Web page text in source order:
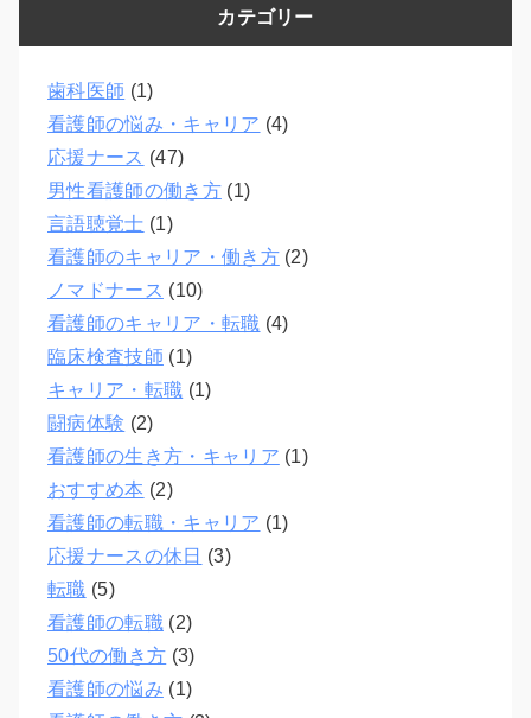
カテゴリー
歯科医師 (1)
看護師の悩み・キャリア (4)
応援ナース (47)
男性看護師の働き方(1)
言語聴覚士 (1)
看護師のキャリア・働き方(2)
ノマドナース (10)
看護師のキャリア・転職 (4)
臨床検査技師 (1)
キャリア・転職 (1)
闘病体験 (2)
看護師の生き方・キャリア (1)
おすすめ本 (2)
看護師の転職・キャリア (1)
応援ナースの休日 (3)
転職 (5)
看護師の転職(2)
50代の働き方 (3)
看護師の悩み (1)